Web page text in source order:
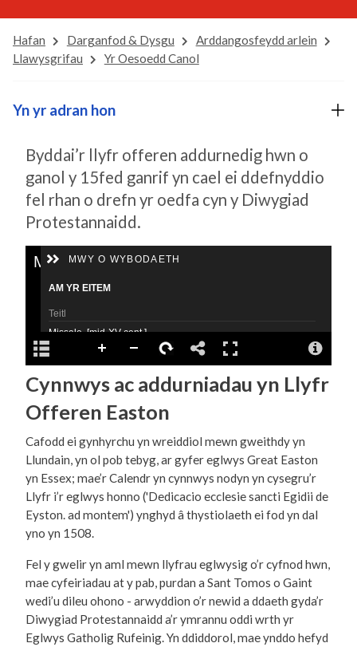
Hafan Darganfod & Dysgu
Arddangosfeydd arlein
Llawysgrifau
Yr Oesoedd Canol
Byddai’r llyfr offeren addurnedig hwn o
ganol y 15fed ganrif yn cael ei ddefnyddio
fel rhan o drefn yr oedfa cyn y Diwygiad
Protestannaidd.
Cynnwys ac addurniadau yn Llyfr
Offeren Easton
Cafodd ei gynhyrchu yn wreiddiol mewn gweithdy yn
Llundain, yn ol pob tebyg, ar gyfer eglwys Great Easton
yn Essex; mae’r Calendr yn cynnwys nodyn yn cysegru’r
Llyfr i’r eglwys honno ('Dedicacio ecclesie sancti Egidii de
Eyston. ad montem') ynghyd â thystiolaeth ei fod yn dal
yno yn 1508.
Fel y gwelir yn aml mewn llyfrau eglwysig o’r cyfnod hwn,
mae cyfeiriadau at y pab, purdan a Sant Tomos o Gaint
wedi’u dileu ohono - arwyddion o’r newid a ddaeth gyda’r
Diwygiad Protestannaidd a’r ymrannu oddi wrth yr
Eglwys Gatholig Rufeinig. Yn ddiddorol, mae ynddo hefyd
Yn yr adran hon